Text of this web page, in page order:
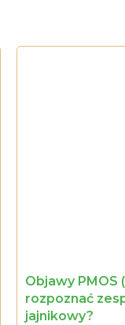
Objawy PMOS
rozpoznać
jajnikowy?